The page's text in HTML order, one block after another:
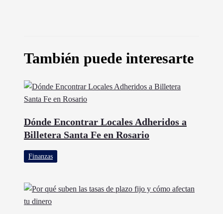
También puede interesarte
Dónde Encontrar Locales Adheridos a
Billetera Santa Fe en Rosario
Finanzas